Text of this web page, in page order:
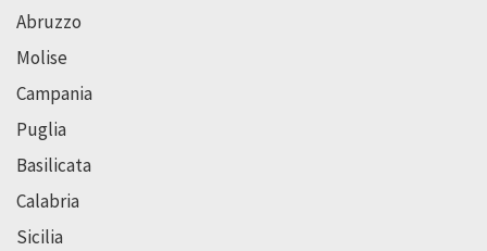
Abruzzo
Molise
Campania
Puglia
Basilicata
Calabria
Sicilia